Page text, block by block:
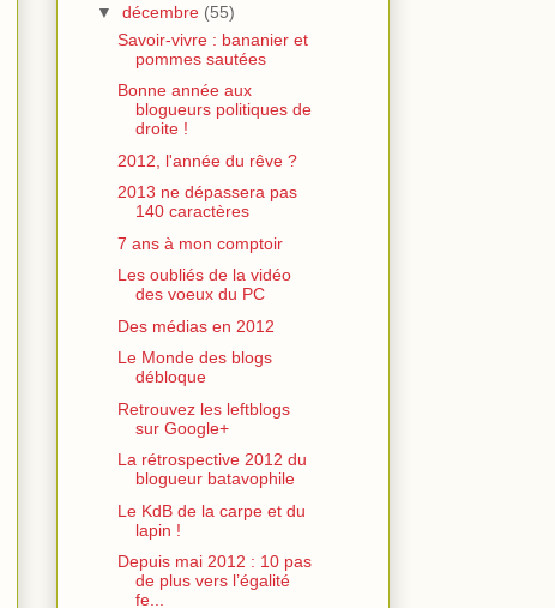
▼ décembre (55)
Savoir-vivre : bananier et
pommes sautées
Bonne année aux
blogueurs politiques de
droite !
2012, l'année du rêve ?
2013 ne dépassera pas
140 caractères
7 ans à mon comptoir
Les oubliés de la vidéo
des voeux du PC
Des médias en 2012
Le Monde des blogs
débloque
Retrouvez les leftblogs
sur Google+
La rétrospective 2012 du
blogueur batavophile
Le KdB de la carpe et du
lapin !
Depuis mai 2012 : 10 pas
de plus vers l’égalité
fe...